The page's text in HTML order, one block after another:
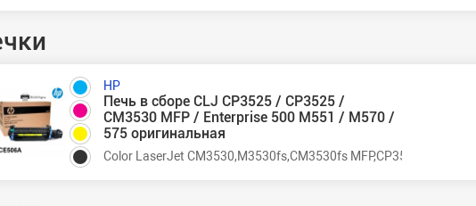
HP
Печь в сборе CLJ CP3525 / CP3525 /
CM3530 MFP / Enterprise 500 M551 / M570 /
575 оригинальная
Color LaserJet CM3530,M3530fs,CM3530fs